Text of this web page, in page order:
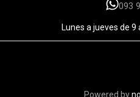
093
Lunes a jueves de 9
Powered by